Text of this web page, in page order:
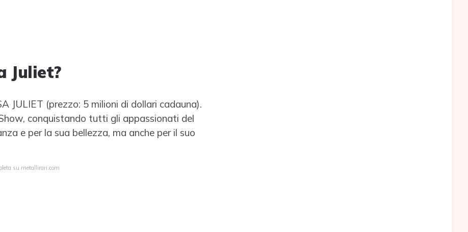
Juliet?
JULIET (prezzo: 5 milioni di dollari cadauna).
conquistando tutti gli appassionati del
e per la sua bellezza, ma anche per il suo
su metallirari.com